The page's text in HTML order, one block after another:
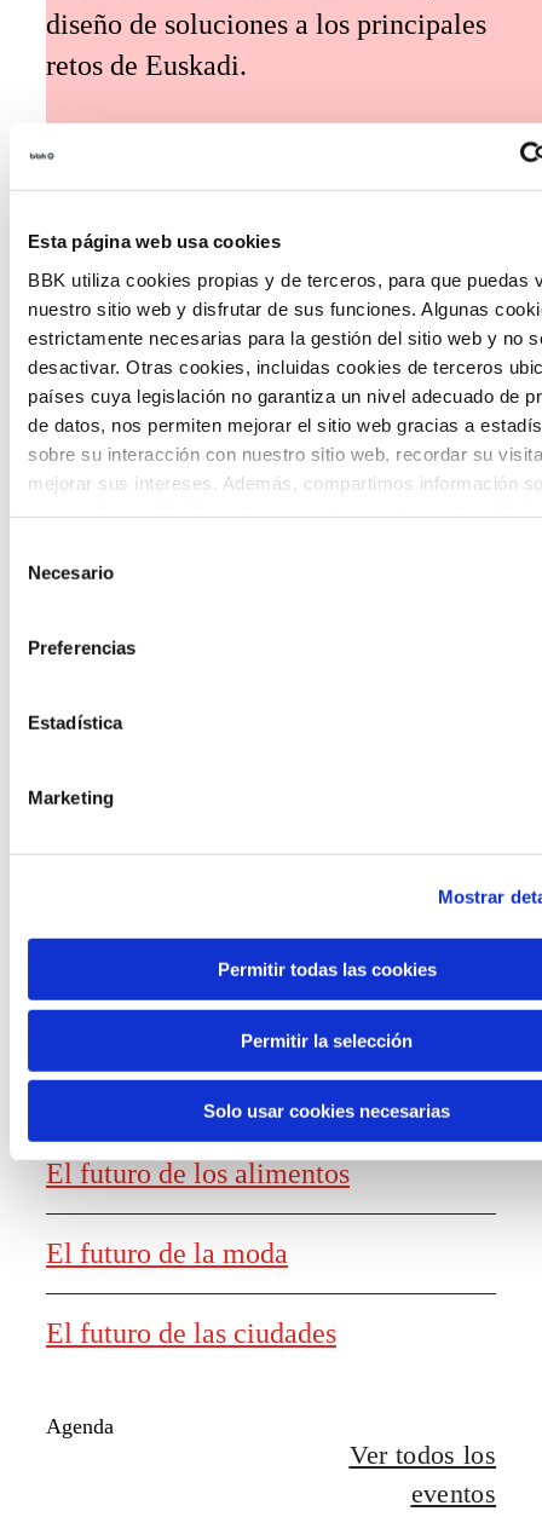
Esta página web usa cookies
BBK utiliza cookies propias y de terceros, para que puedas
nuestro sitio web y disfrutar de sus funciones. Algunas
estrictamente necesarias para la gestión del sitio web y no
desactivar. Otras cookies, incluidas cookies de terceros
países cuya legislación no garantiza un nivel adecuado de
de datos, nos permiten mejorar el sitio web gracias a
sobre su interacción con nuestro sitio web, recordar su
mejorar sus intereses. Además, compartimos información
proporcionado o que hayan recopilado a partir del uso que
Necesario
Preferencias
Estadística
Marketing
Mostrar
Permitir todas las cookies
Permitir la selección
Solo usar cookies necesarias
diseño de soluciones a los principales
retos de Euskadi.
The Future Game
The Future Game es un laboratorio de
participación juvenil que recoge las
cosmovisiones de las nuevas generaciones
en las temáticas que más les preocupan
hacia el futuro a través de una experiencia
Convocatorias
Generación de
conocimiento
El futuro de los alimentos
El futuro de la moda
El futuro de las ciudades
Agenda
Ver todos los
eventos